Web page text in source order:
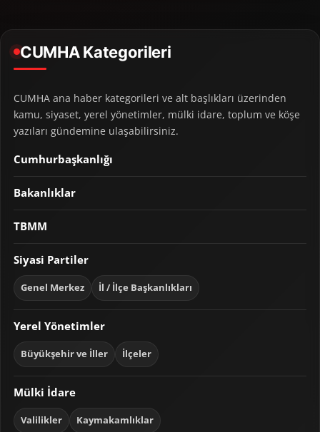
CUMHA Kategorileri
CUMHA ana haber kategorileri ve alt başlıkları üzerinden
kamu, siyaset, yerel yönetimler, mülki idare, toplum ve köşe
yazıları gündemine ulaşabilirsiniz.
Cumhurbaşkanlığı
Bakanlıklar
TBMM
Siyasi Partiler
Genel Merkez İl / İlçe Başkanlıkları
Yerel Yönetimler
Büyükşehir ve İller İlçeler
Mülki İdare
Valilikler Kaymakamlıklar